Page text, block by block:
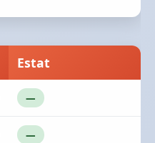
Estat
—
—